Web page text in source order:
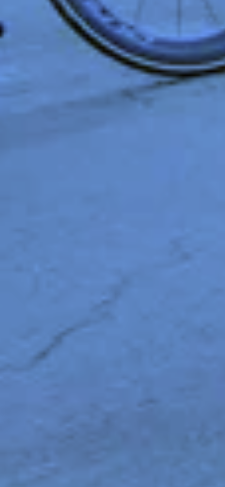
nagaan in hoeverre de advertenties relevant
waren voor onze websitebezoekers. Daarnaast
kunnen we rekening houden met welke
advertenties u van ons te zien krijgt, om te
voorkomen dat u steeds dezelfde advertentie